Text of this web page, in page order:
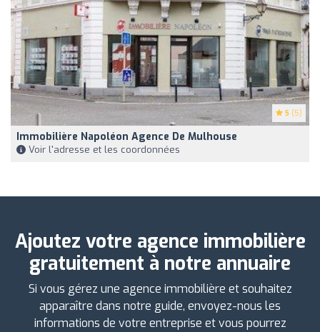
5 (5)
Immobilière Napoléon Agence De Mulhouse
Voir l'adresse et les coordonnées
Ajoutez votre agence immobilière
gratuitement à notre annuaire
Si vous gérez une agence immobilière et souhaitez
apparaître dans notre guide, envoyez-nous les
informations de votre entreprise et vous pourrez